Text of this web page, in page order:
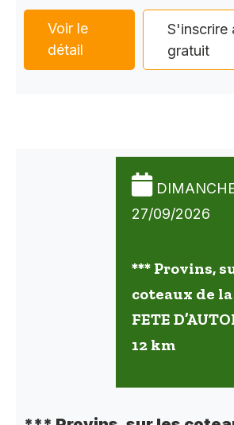
Voir le
détail
S'inscrire
gratuit
27/09/2026
*** Provins,
coteaux de
FETE
12 km